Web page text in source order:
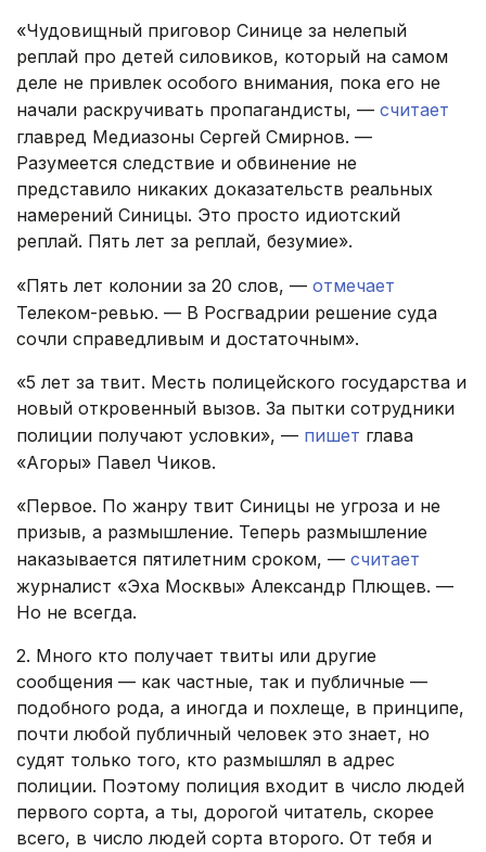
«Чудовищный приговор Синице за нелепый
реплай про детей силовиков, который на самом
деле не привлек особого внимания, пока его не
начали раскручивать пропагандисты, — считает
главред Медиазоны Сергей Смирнов. —
Разумеется следствие и обвинение не
представило никаких доказательств реальных
намерений Синицы. Это просто идиотский
реплай. Пять лет за реплай, безумие».
«Пять лет колонии за 20 слов, — отмечает
Телеком-ревью. — В Росгвадрии решение суда
сочли справедливым и достаточным».
«5 лет за твит. Месть полицейского государства и
новый откровенный вызов. За пытки сотрудники
полиции получают условки», — пишет глава
«Агоры» Павел Чиков.
«Первое. По жанру твит Синицы не угроза и не
призыв, а размышление. Теперь размышление
наказывается пятилетним сроком, — считает
журналист «Эха Москвы» Александр Плющев. —
Но не всегда.
2. Много кто получает твиты или другие
сообщения — как частные, так и публичные —
подобного рода, а иногда и похлеще, в принципе,
почти любой публичный человек это знает, но
судят только того, кто размышлял в адрес
полиции. Поэтому полиция входит в число людей
первого сорта, а ты, дорогой читатель, скорее
всего, в число людей сорта второго. От тебя и